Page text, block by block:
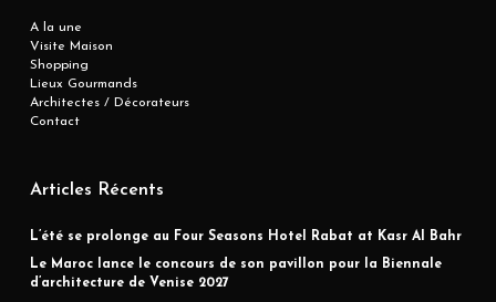
A la une
Visite Maison
Shopping
Lieux Gourmands
Architectes / Décorateurs
Contact
Articles Récents
L’été se prolonge au Four Seasons Hotel Rabat at Kasr Al Bahr
Le Maroc lance le concours de son pavillon pour la Biennale
d’architecture de Venise 2027